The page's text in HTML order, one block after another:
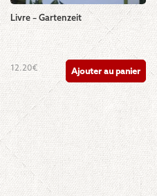
Livre – Gartenzeit
12.20€ Ajouter au panier